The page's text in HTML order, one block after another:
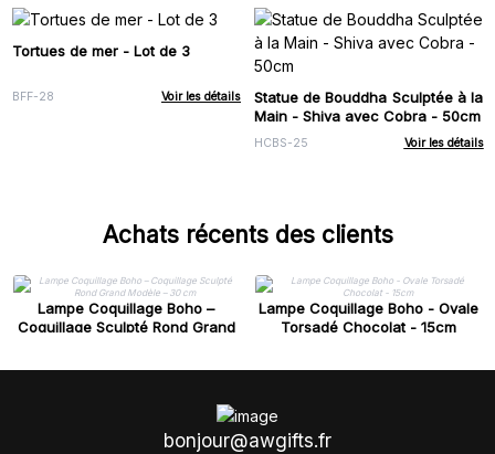
Tortues de mer - Lot de 3
BFF-28 Voir les détails
Statue de Bouddha Sculptée à la
Main - Shiva avec Cobra - 50cm
HCBS-25 Voir les détails
Achats récents des clients
Lampe Coquillage Boho –
Coquillage Sculpté Rond Grand
Lampe Coquillage Boho - Ovale
Torsadé Chocolat - 15cm
bonjour@awgifts.fr